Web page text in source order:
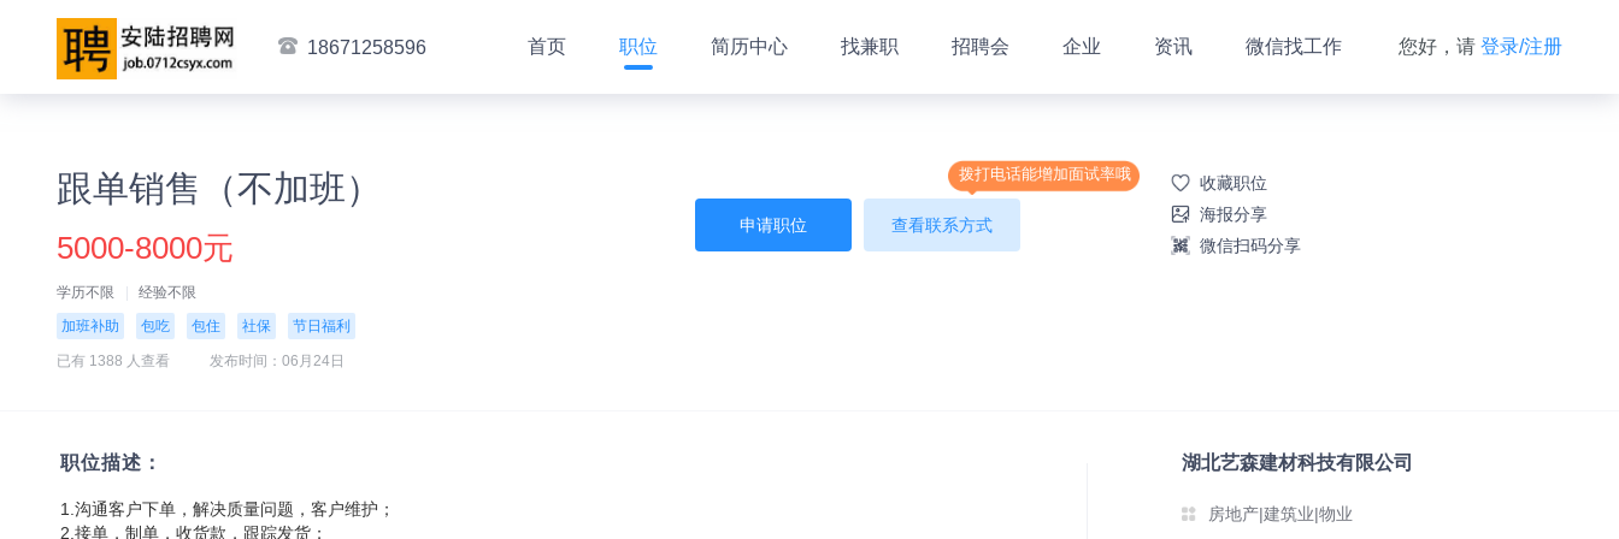
18671258596 首页 职位 简历中心 找兼职 招聘会 企业 资讯 微信找工作 您好，请 登录/注册
跟单销售（不加班）
5000-8000元
学历不限
经验不限
加班补助
包吃 包住 社保 节日福利
已有 1388 人查看 发布时间：06月24日
收藏职位
海报分享
微信扫码分享
拨打电话能增加面试率哦
申请职位 查看联系方式
职位描述：
1.沟通客户下单，解决质量问题，客户维护；
2.接单，制单，收货款，跟踪发货；
湖北艺森建材科技有限公司
房地产|建筑业|物业